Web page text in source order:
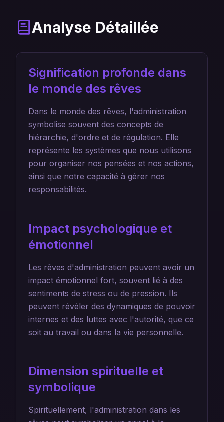
Analyse Détaillée
Signification profonde dans
le monde des rêves
Dans le monde des rêves, l'administration
symbolise souvent des concepts de
hiérarchie, d'ordre et de régulation. Elle
représente les systèmes que nous utilisons
pour organiser nos pensées et nos actions,
ainsi que notre capacité à gérer nos
responsabilités.
Impact psychologique et
émotionnel
Les rêves d'administration peuvent avoir un
impact émotionnel fort, souvent lié à des
sentiments de stress ou de pression. Ils
peuvent révéler des dynamiques de pouvoir
internes et des luttes avec l'autorité, que ce
soit au travail ou dans la vie personnelle.
Dimension spirituelle et
symbolique
Spirituellement, l'administration dans les